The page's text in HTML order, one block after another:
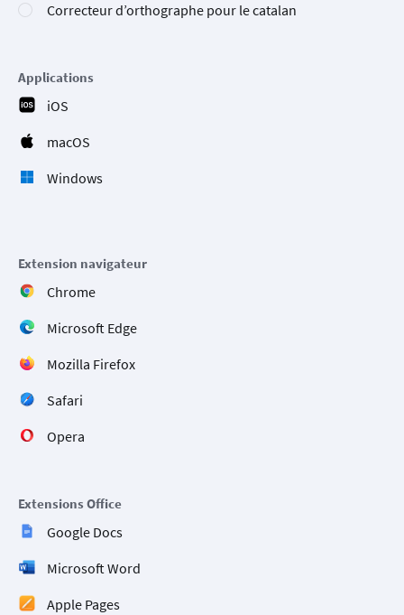
Correcteur d’orthographe pour le catalan
Applications
iOS
macOS
Windows
Extension navigateur
Chrome
Microsoft Edge
Mozilla Firefox
Safari
Opera
Extensions Office
Google Docs
Microsoft Word
Apple Pages